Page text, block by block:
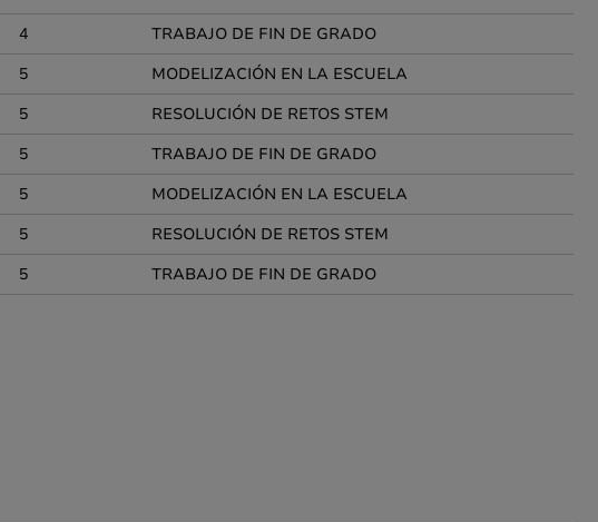
4
TRABAJO DE FIN DE GRADO
5
MODELIZACIÓN EN LA ESCUELA
5
RESOLUCIÓN DE RETOS STEM
5
TRABAJO DE FIN DE GRADO
5
MODELIZACIÓN EN LA ESCUELA
5
RESOLUCIÓN DE RETOS STEM
5 TRABAJO DE FIN DE GRADO